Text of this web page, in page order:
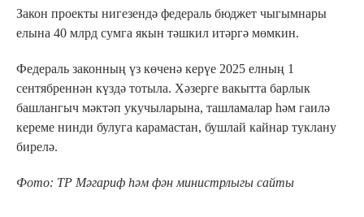
Закон проекты нигезендә федераль бюджет чыгымнары
елына 40 млрд сумга якын тәшкил итәргә мөмкин.
Федераль законның үз көченә керүе 2025 елның 1
сентябреннән күздә тотыла. Хәзерге вакытта барлык
башлангыч мәктәп укучыларына, ташламалар һәм гаилә
кереме нинди булуга карамастан, бушлай кайнар туклану
бирелә.
Фото: ТР Мәгариф һәм фән министрлыгы сайты